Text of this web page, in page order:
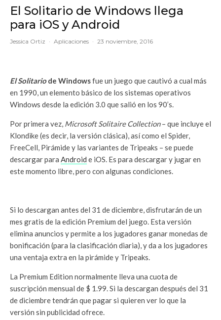
El Solitario de Windows llega
para iOS y Android
Jessica Ortiz · Aplicaciones · 23 noviembre, 2016
El Solitariode Windowsfue un juego que cautivó a cual más
en 1990, un elemento básico de los sistemas operativos
Windows desde la edición 3.0 que salió en los 90’s.
Por primera vez, Microsoft Solitaire Collection– que incluye el
Klondike (es decir, la versión clásica), así como el Spider,
FreeCell, Pirámide y las variantes de Tripeaks – se puede
descargar para Android e iOS. Es para descargar y jugar en
este momento libre, pero con algunas condiciones.
Si lo descargan antes del 31 de diciembre, disfrutarán de un
mes gratis de la edición Premium del juego. Esta versión
elimina anuncios y permite a los jugadores ganar monedas de
bonificación (para la clasificación diaria), y da a los jugadores
una ventaja extra en la pirámide y Tripeaks.
La Premium Edition normalmente lleva una cuota de
suscripción mensual de $ 1.99. Si la descargan después del 31
de diciembre tendrán que pagar si quieren ver lo que la
versión sin publicidad ofrece.